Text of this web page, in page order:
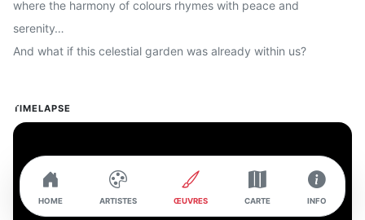
HOME ARTISTES ŒUVRES CARTE INFO
where the harmony of colours rhymes with peace and
serenity…
And what if this celestial garden was already within us?
TIMELAPSE